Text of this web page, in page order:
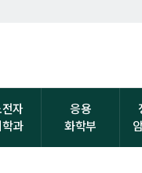
자
과
응용
화학부